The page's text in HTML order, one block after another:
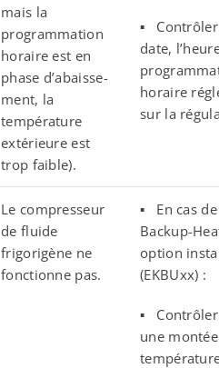
mais la
programmation
horaire est en
phase d’abaisse-
ment, la
température
extérieure est
trop faible).
▪
date,
horaire
sur la
Le compresseur
de fluide
frigorigène ne
fonctionne pas.
▪ En cas de
Backup-
option
(EKBUxx) :
▪
une